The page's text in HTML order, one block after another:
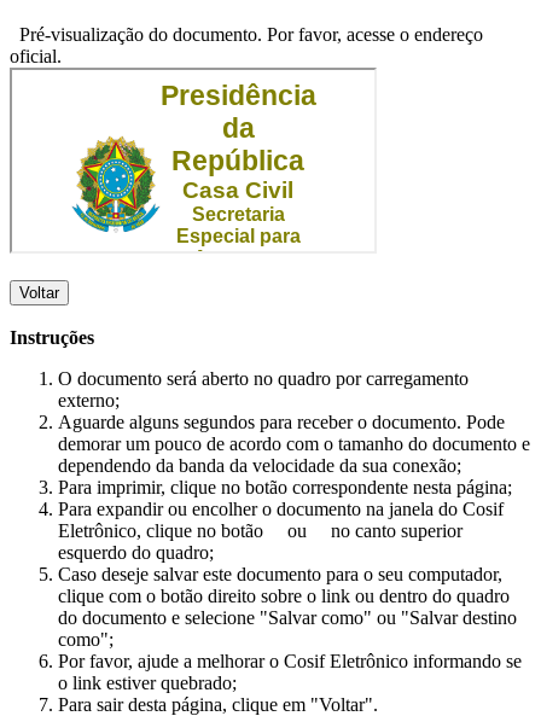
Pré-visualização do documento. Por favor, acesse o endereço
oficial.
Voltar
Instruções
O documento será aberto no quadro por carregamento
externo;
Aguarde alguns segundos para receber o documento. Pode
demorar um pouco de acordo com o tamanho do documento e
dependendo da banda da velocidade da sua conexão;
Para imprimir, clique no botão correspondente nesta página;
Para expandir ou encolher o documento na janela do Cosif
Eletrônico, clique no botão
ou
no canto superior
esquerdo do quadro;
Caso deseje salvar este documento para o seu computador,
clique com o botão direito sobre o link ou dentro do quadro
do documento e selecione "Salvar como" ou "Salvar destino
como";
Por favor, ajude a melhorar o Cosif Eletrônico informando se
o link estiver quebrado;
Para sair desta página, clique em "Voltar".